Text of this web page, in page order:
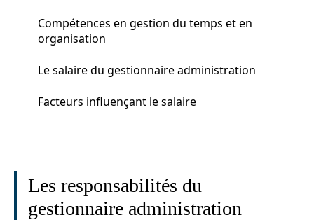
Compétences en gestion du temps et en
organisation
Le salaire du gestionnaire administration
Facteurs influençant le salaire
Les responsabilités du
gestionnaire administration